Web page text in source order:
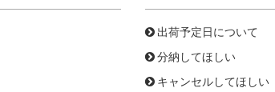
出荷予定日について
分納してほしい
キャンセルしてほしい